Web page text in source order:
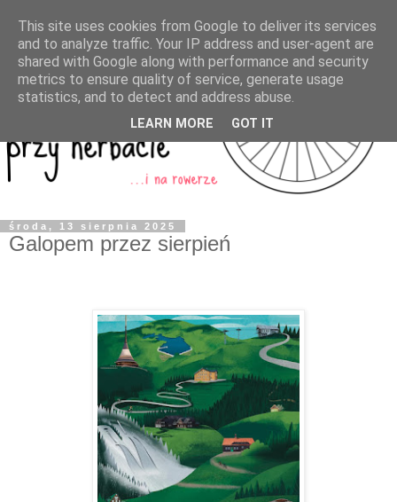
środa, 13 sierpnia 2025
Galopem przez sierpień
This site uses cookies from Google to deliver its services
and to analyze traffic. Your IP address and user-agent are
shared with Google along with performance and security
metrics to ensure quality of service, generate usage
statistics, and to detect and address abuse.
LEARN MORE GOT IT